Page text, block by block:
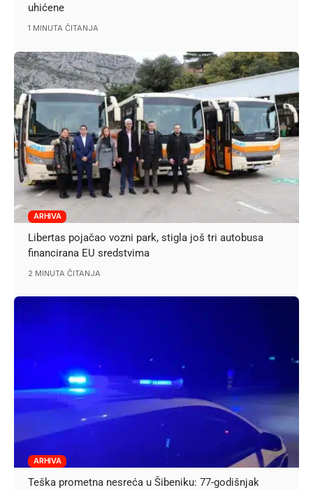
uhićene
1 MINUTA ČITANJA
ARHIVA
Libertas pojačao vozni park, stigla još tri autobusa
financirana EU sredstvima
2 MINUTA ČITANJA
ARHIVA
Teška prometna nesreća u Šibeniku: 77-godišnjak